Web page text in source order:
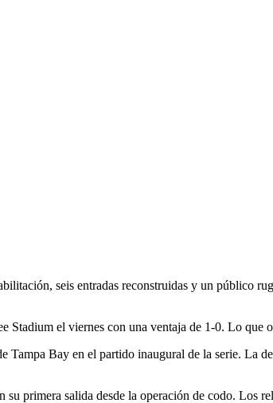
seis entradas reconstruidas y un público
Stadium el viernes con una ventaja de 1-0. Lo que
Tampa Bay en el partido inaugural de la serie. La
primera salida desde la operación de codo. Los